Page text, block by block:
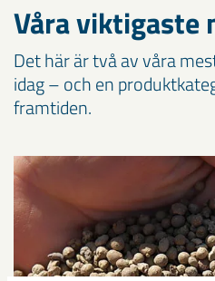
Våra viktigaste
Det här är två av våra
idag – och en
framtiden.